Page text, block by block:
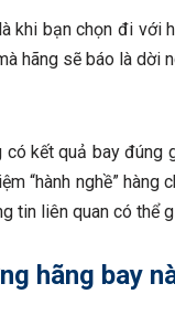
khi bạn chọn đi với
hãng sẽ báo là dời
kết quả bay đúng
“hành nghề”
tin liên quan có thể
hãng bay